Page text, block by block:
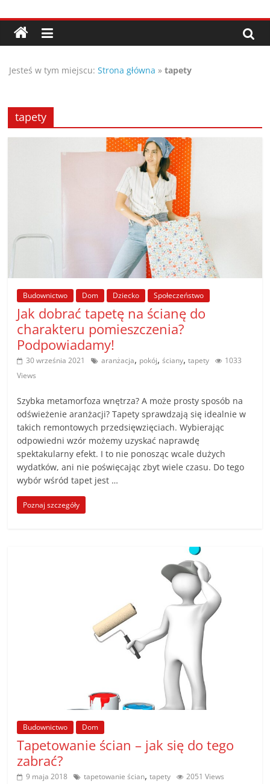
do
treści
Porady,
wskazówki
oraz
ciekawe
rady
te
poradniki.
Porady
praktyczne
porady
wskazówki
poradniki
na
każdy
temat
Jesteś w tym miejscu: Strona główna »tapety
tapety
Budownictwo Dom Dziecko Społeczeństwo
Jak dobrać tapetę na ścianę do
charakteru pomieszczenia?
Podpowiadamy!
30 września 2021 aranżacja, pokój,ściany,tapety
1033
Views
Szybka metamorfoza wnętrza? A może prosty sposób na
odświeżenie aranżacji? Tapety sprawdzają się idealnie w
takich remontowych przedsięwzięciach. Wybierając
odpowiedni wzór możemy uzyskać naprawdę
spektakularny efekt. I to nie ponosząc wcale dużych
wydatków, ani nie poświęcając zbyt wiele czasu. Do tego
wybór wśród tapet jest …
Poznaj szczegóły
Budownictwo Dom
Tapetowanie ścian – jak się do tego
zabrać?
9 maja 2018 tapetowanie ścian,tapety 2051 Views